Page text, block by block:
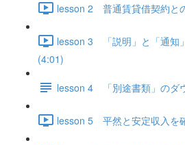
lesson 2 普通賃貸借契約と
lesson 3 「説明」と「通知
(4:01)
lesson 4 「別途書類」のダ
lesson 5 平然と安定収入を